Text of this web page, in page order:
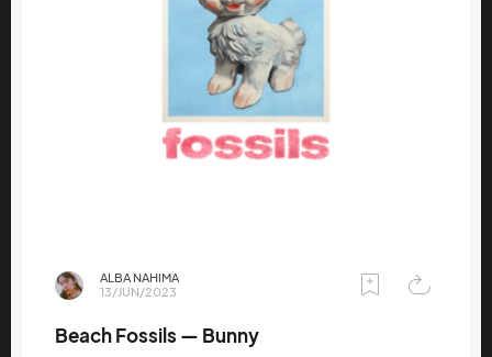
ALBA NAHIMA
13/JUN/2023
Beach Fossils — Bunny